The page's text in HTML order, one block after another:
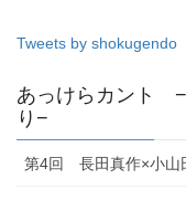
Tweets by shokugendo
あっけらカント −
り−
第4回 長田真作×小山